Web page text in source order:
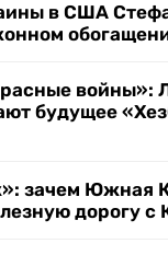
в США
войны»:
будущее
зачем Южная
дорогу с